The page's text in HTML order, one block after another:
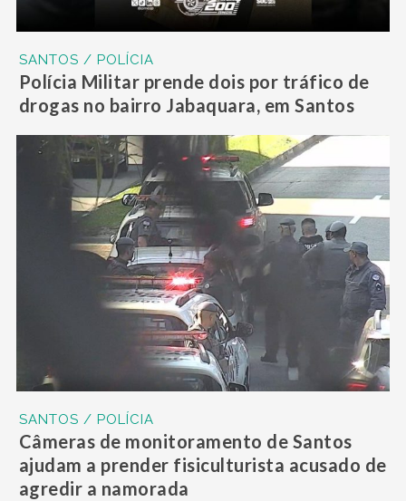
SANTOS / POLÍCIA
Polícia Militar prende dois por tráfico de
drogas no bairro Jabaquara, em Santos
SANTOS / POLÍCIA
Câmeras de monitoramento de Santos
ajudam a prender fisiculturista acusado de
agredir a namorada